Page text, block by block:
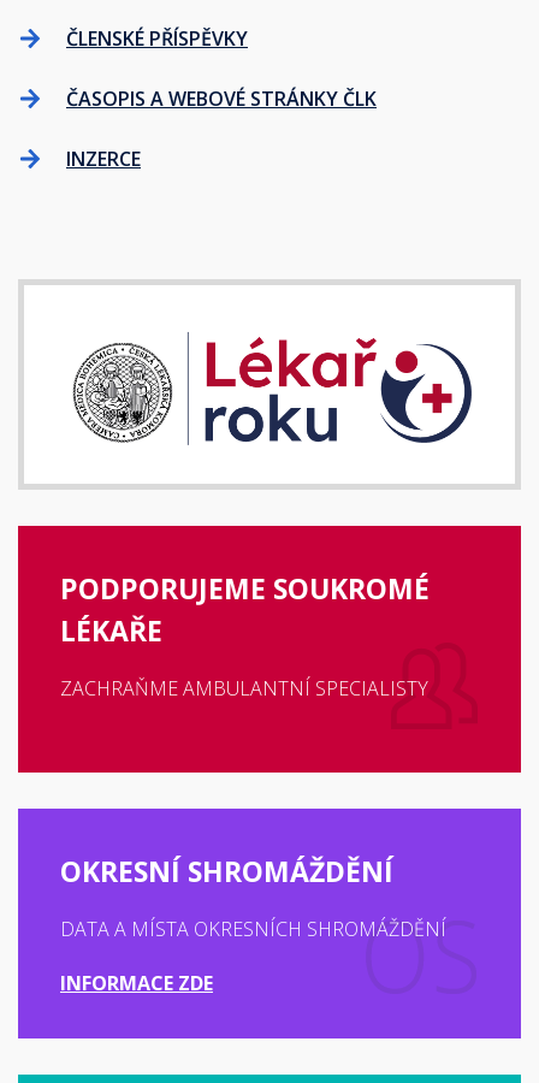
ČLENSKÉ PŘÍSPĚVKY
ČASOPIS A WEBOVÉ STRÁNKY ČLK
INZERCE
PODPORUJEME SOUKROMÉ
LÉKAŘE
ZACHRAŇME AMBULANTNÍ SPECIALISTY
OKRESNÍ SHROMÁŽDĚNÍ
DATA A MÍSTA OKRESNÍCH SHROMÁŽDĚNÍ
INFORMACE ZDE